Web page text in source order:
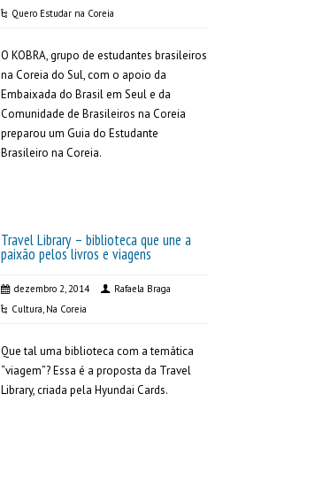
Quero Estudar na Coreia
O KOBRA, grupo de estudantes brasileiros
na Coreia do Sul, com o apoio da
Embaixada do Brasil em Seul e da
Comunidade de Brasileiros na Coreia
preparou um Guia do Estudante
Brasileiro na Coreia.
Travel Library – biblioteca que une a
paixão pelos livros e viagens
dezembro 2, 2014
Rafaela Braga
Cultura, Na Coreia
Que tal uma biblioteca com a temática
“viagem”? Essa é a proposta da Travel
Library, criada pela Hyundai Cards.